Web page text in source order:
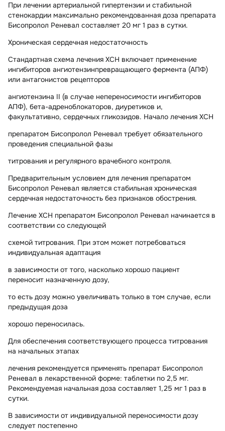
При лечении артериальной гипертензии и стабильной
стенокардии максимально рекомендованная доза препарата
Бисопролол Реневал составляет 20 мг 1 раз в сутки.
Хроническая сердечная недостаточность
Стандартная схема лечения ХСН включает применение
ингибиторов ангиотензинпревращающего фермента (АПФ)
или антагонистов рецепторов
ангиотензина II (в случае непереносимости ингибиторов
АПФ), бета-адреноблокаторов, диуретиков и,
факультативно, сердечных гликозидов. Начало лечения ХСН
препаратом Бисопролол Реневал требует обязательного
проведения специальной фазы
титрования и регулярного врачебного контроля.
Предварительным условием для лечения препаратом
Бисопролол Реневал является стабильная хроническая
сердечная недостаточность без признаков обострения.
Лечение ХСН препаратом Бисопролол Реневал начинается в
соответствии со следующей
схемой титрования. При этом может потребоваться
индивидуальная адаптация
в зависимости от того, насколько хорошо пациент
переносит назначенную дозу,
то есть дозу можно увеличивать только в том случае, если
предыдущая доза
хорошо переносилась.
Для обеспечения соответствующего процесса титрования
на начальных этапах
лечения рекомендуется применять препарат Бисопролол
Реневал в лекарственной форме: таблетки по 2,5 мг.
Рекомендуемая начальная доза составляет 1,25 мг 1 раз в
сутки.
В зависимости от индивидуальной переносимости дозу
следует постепенно